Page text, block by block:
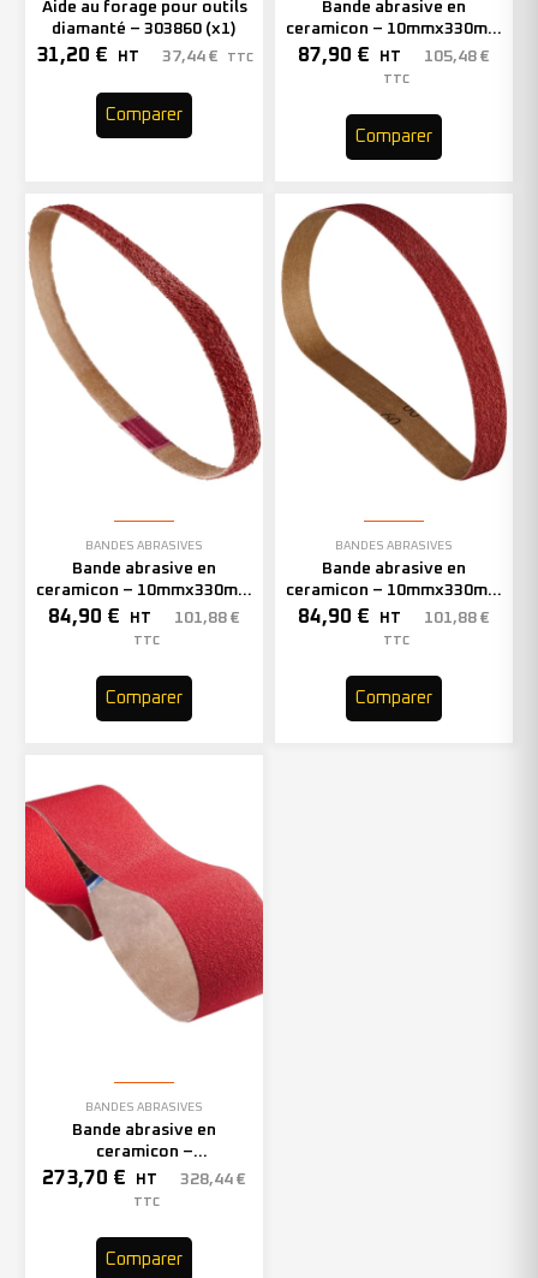
Aide au forage pour outils
diamanté – 303860 (x1)
31,20 € HT 37,44 € TTC
Comparer
Bande abrasive en
ceramicon – 10mmx330mm
– Grain 40 – 333001 (x50)
87,90 € HT 105,48 €
TTC
Comparer
BANDES ABRASIVES
Bande abrasive en
ceramicon – 10mmx330mm
– Grain 60 – 333002 (x50)
84,90 € HT 101,88 €
TTC
Comparer
BANDES ABRASIVES
Bande abrasive en
ceramicon – 10mmx330mm
– Grain 80 – 333003 (x50)
84,90 € HT 101,88 €
TTC
Comparer
BANDES ABRASIVES
Bande abrasive en
ceramicon –
150mmx2000mm – Grain 40
– 305969 (x10)
273,70 € HT 328,44 €
TTC
Comparer